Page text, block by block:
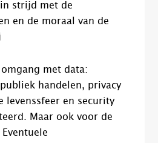
strijd met de
en de moraal van de
met data:
handelen, privacy
levenssfeer en security
Maar ook voor de